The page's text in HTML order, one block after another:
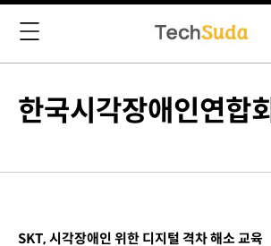
한국시각장애인연합회
SKT, 시각장애인 위한 디지털 격차 해소 교육